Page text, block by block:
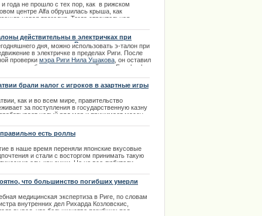
года не прошло с тех пор, как в рижском
центре Alfa обрушилась крыша, как
новая трагедия. Тогда строительная
не хотела давать обширных комментариев
и как это произошло. Выяснить подробности
только недавно.
действительны в электричках при
в пределах Риги
дня, можно использовать э-талон при
в электричке в пределах Риги. После
проверки мэра Риги Нила Ушакова , он оставил
сообщение в социальной сети Facebook...
брали налог с игроков в азартные игры
как и во всем мире, правительство
за поступления в государственную казну
целый ряд мер и принимает массу
запаса страны.
есть роллы
в наше время переняли японские вкусовые
и стали с восторгом принимать такую
еду, как суши Но не все любители
такой пищи.Посещая японский ресторан или
с представителем японской культуры можно
что большинство погибших умерли
медицинская экспертиза в Риге, по словам
внутренних дел Рихарда Козловскис,
вывод, что большинство погибших под